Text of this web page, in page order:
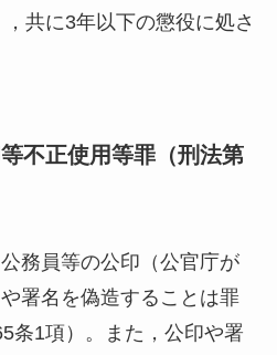
共に3年以下の懲役に処さ
不正使用等罪（刑法第
務員等の公印（公官庁が
署名を偽造することは罪
条1項）。また，公印や署